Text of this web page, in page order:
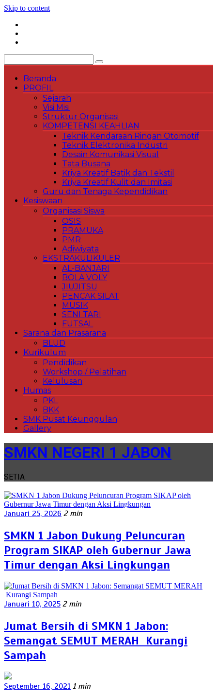
Skip to content
Beranda
PROFIL
Sejarah
Visi Misi
Struktur Organisasi
KOMPETENSI KEAHLIAN
Teknik Kendaraan Ringan Otomotif
Teknik Elektronika Industri
Desain Komunikasi Visual
Tata Busana
Kriya Kreatif Batik dan Tekstil
Kriya Kreatif Kulit dan Imitasi
Guru dan Tenaga Kependidikan
Kesiswaan
Organisasi Siswa
OSIS
PRAMUKA
PMR
Adiwiyata
EKSTRAKULIKULER
AL-BANJARI
BOLA VOLY
JIUJITSU
PENCAK SILAT
MUSIK
SENI TARI
FUTSAL
Sarana dan Prasarana
BLUD
Kurikulum
Pendidikan
Workshop / Pelatihan
Kelulusan
Humas
PKL
BKK
SMK Pusat Keunggulan
Gallery
SMKN NEGERI 1 JABON
SETIA
Januari 25, 2026 2 min
SMKN 1 Jabon Dukung Peluncuran
Program SIKAP oleh Gubernur Jawa
Timur dengan Aksi Lingkungan
Januari 10, 2025 2 min
Jumat Bersih di SMKN 1 Jabon:
Semangat SEMUT MERAH Kurangi
Sampah
September 16, 2021 1 min